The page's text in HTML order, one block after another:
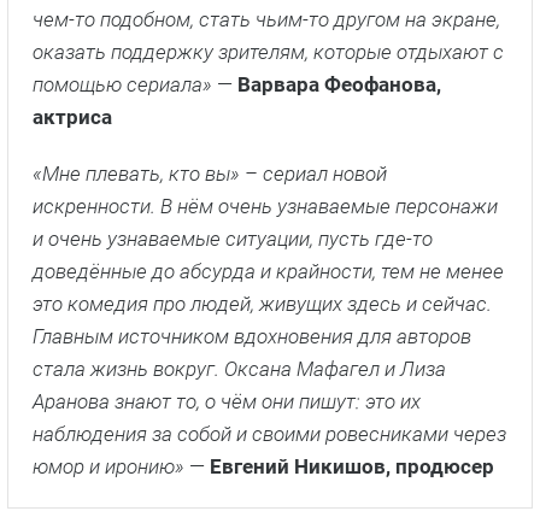
чем-то подобном, стать чьим-то другом на экране,
оказать поддержку зрителям, которые отдыхают с
помощью сериала» — Варвара Феофанова,
актриса
«Мне плевать, кто вы» – сериал новой
искренности. В нём очень узнаваемые персонажи
и очень узнаваемые ситуации, пусть где-то
доведённые до абсурда и крайности, тем не менее
это комедия про людей, живущих здесь и сейчас.
Главным источником вдохновения для авторов
стала жизнь вокруг. Оксана Мафагел и Лиза
Аранова знают то, о чём они пишут: это их
наблюдения за собой и своими ровесниками через
юмор и иронию» — Евгений Никишов, продюсер